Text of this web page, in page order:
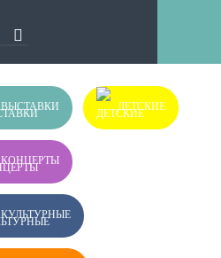
ВЫСТАВКИ ДЕТСКИЕ
КОНЦЕРТЫ
КУЛЬТУРНЫЕ